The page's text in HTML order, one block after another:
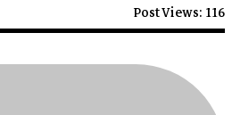
Post Views: 116